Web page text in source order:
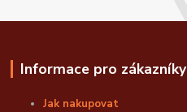
Informace pro zákazníky
Jak nakupovat